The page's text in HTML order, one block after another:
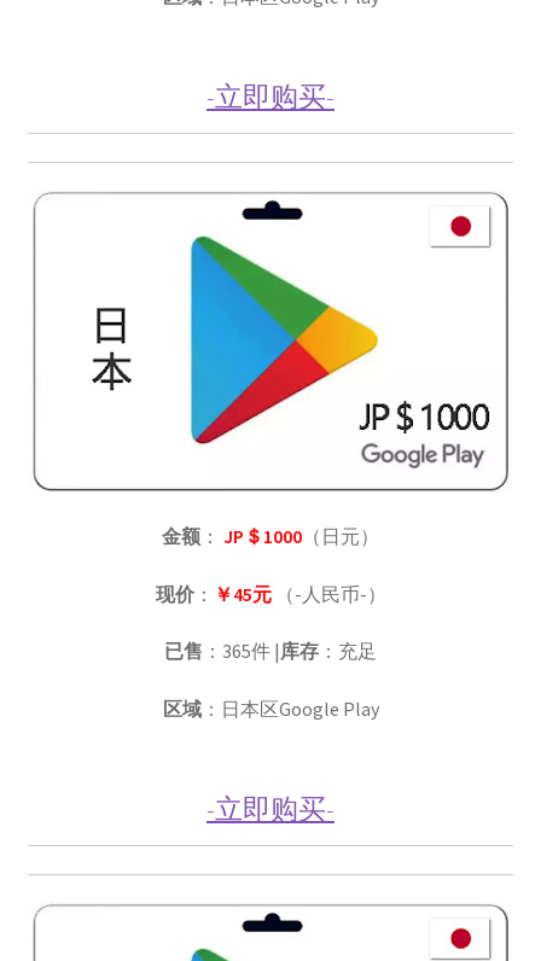
-立即购买-
金额 ： JP＄1000 （日元）
现价： ￥45元（-人民币-）
已售 ：365件 |库存 ：充足
区域：日本区Google Play
-立即购买-